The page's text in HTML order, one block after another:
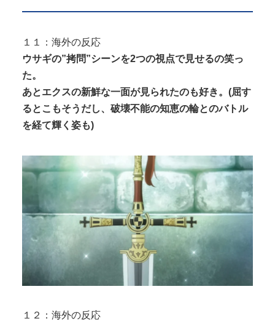
１１：海外の反応
ウサギの”拷問”シーンを2つの視点で見せるの笑っ
た。
あとエクスの新鮮な一面が見られたのも好き。(屈す
るとこもそうだし、破壊不能の知恵の輪とのバトル
を経て輝く姿も)
１２：海外の反応